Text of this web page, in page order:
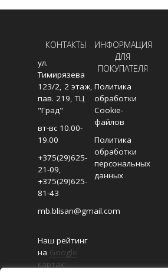
КОНТАКТЫ
ул.
Тимирязева
123/2, 2 этаж,
пав. 219, ТЦ
"Град"
вт-вс 10.00-
19.00
+375(29)625-
21-09,
+375(29)625-
81-43
mb.blisan@gmail.com
Наш рейтинг
на Google
картах:
ИНФОРМАЦИЯ
ДЛЯ
ПОКУПАТЕЛЯ
Политика
обработки
Cookie-
файлов
Политика
обработки
персональных
данных